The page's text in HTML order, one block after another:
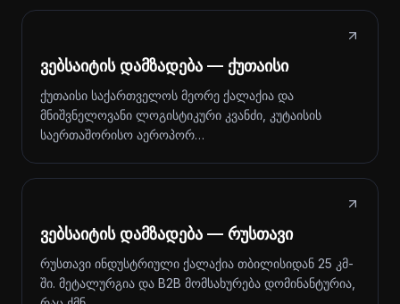
ვებსაიტის დამზადება — ქუთაისი
ქუთაისი საქართველოს მეორე ქალაქია და
მნიშვნელოვანი ლოგისტიკური კვანძი, კუტაისის
საერთაშორისო აეროპორ…
ვებსაიტის დამზადება — რუსთავი
რუსთავი ინდუსტრიული ქალაქია თბილისიდან 25 კმ-
ში. მეტალურგია და B2B მომსახურება დომინანტურია,